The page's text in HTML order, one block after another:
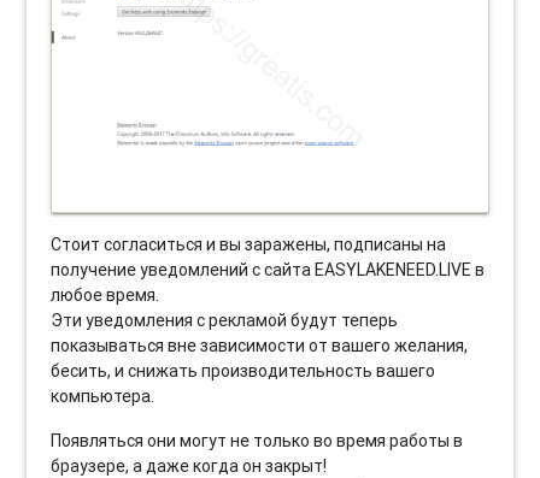
Стоит согласиться и вы заражены, подписаны на
получение уведомлений с сайта EASYLAKENEED.LIVE в
любое время.
Эти уведомления с рекламой будут теперь
показываться вне зависимости от вашего желания,
бесить, и снижать производительность вашего
компьютера.
Появляться они могут не только во время работы в
браузере, а даже когда он закрыт!